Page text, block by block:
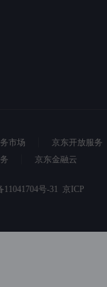
市场
京东开放服务
京东金融云
11041704号-31 京ICP